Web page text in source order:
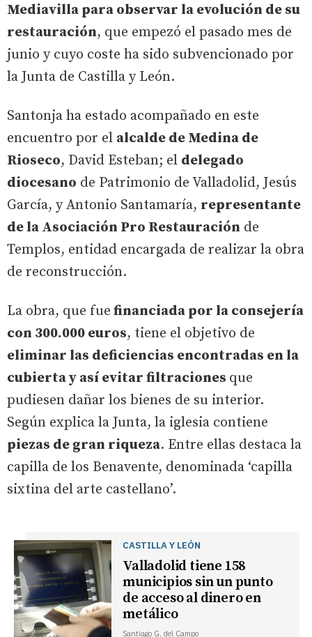
Mediavilla para observar la evolución de su
restauración, que empezó el pasado mes de
junio y cuyo coste ha sido subvencionado por
la Junta de Castilla y León.
Santonja ha estado acompañado en este
encuentro por el alcalde de Medina de
Rioseco, David Esteban; el delegado
diocesano de Patrimonio de Valladolid, Jesús
García, y Antonio Santamaría, representante
de la Asociación Pro Restauración de
Templos, entidad encargada de realizar la obra
de reconstrucción.
La obra, que fue financiada por la consejería
con 300.000 euros, tiene el objetivo de
eliminar las deficiencias encontradas en la
cubierta y así evitar filtraciones que
pudiesen dañar los bienes de su interior.
Según explica la Junta, la iglesia contiene
piezas de gran riqueza. Entre ellas destaca la
capilla de los Benavente, denominada ‘capilla
sixtina del arte castellano’.
CASTILLA Y LEÓN
Valladolid tiene 158
municipios sin un punto
de acceso al dinero en
metálico
Santiago G. del Campo